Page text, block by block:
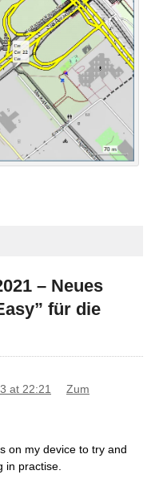
– Neues
für die
at 22:21
Zum
on my device to try and
in practise.